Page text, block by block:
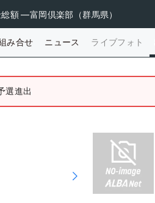
額 ―富岡倶楽部（群馬県）
み合せ ニュース ライブフォト
選進出